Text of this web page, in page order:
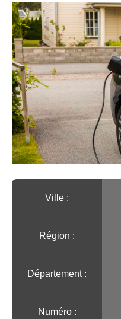
Ville :️
Région :️
Département :
Numéro :